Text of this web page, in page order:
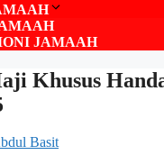
JAMAAH
Khusus
Basit